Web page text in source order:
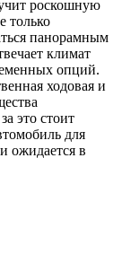
роскошную
только
панорамным
климат
опций.
ходовая и
это стоит
для
ожидается в